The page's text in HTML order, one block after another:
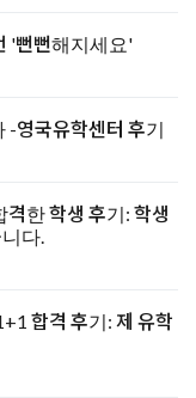
'뻔뻔해지세요'
-영국유학센터 후기
한 학생 후기: 학생
다.
합격 후기: 제 유학